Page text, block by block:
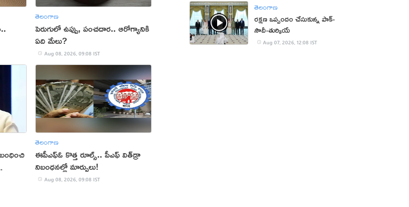
తెలంగాణ
పెరుగులో ఉప్పు, పంచదార.. ఆరోగ్యానికి
ఏది మేలు?
Aug 08, 2026, 09:08 IST
తెలంగాణ
ఈపీఎఫ్ఓ కొత్త రూల్స్.. పీఎఫ్ విత్‌డ్రా
నిబంధనల్లో మార్పులు!
Aug 08, 2026, 09:08 IST
తెలంగాణ
రక్షణ ఒప్పందం చేసుకున్న పాక్‌-
సౌదీ-తుర్కియే
Aug 07, 2026, 12:08 IST